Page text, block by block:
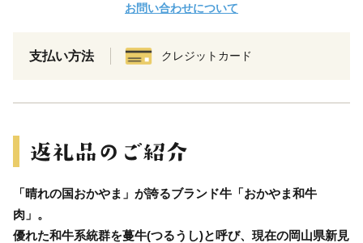
お問い合わせについて
支払い方法 クレジットカード
「晴れの国おかやま」が誇るブランド牛「おかやま和牛
肉」。
優れた和牛系統群を蔓牛(つるうし)と呼び、現在の岡山県新見